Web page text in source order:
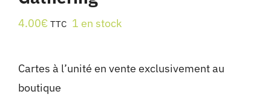
4.00€ TTC 1 en stock
Cartes à l’unité en vente exclusivement au
boutique